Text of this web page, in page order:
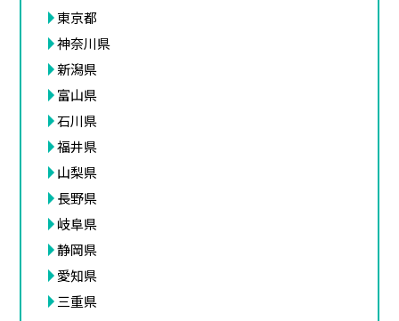
東京都
神奈川県
新潟県
富山県
石川県
福井県
山梨県
長野県
岐阜県
静岡県
愛知県
三重県